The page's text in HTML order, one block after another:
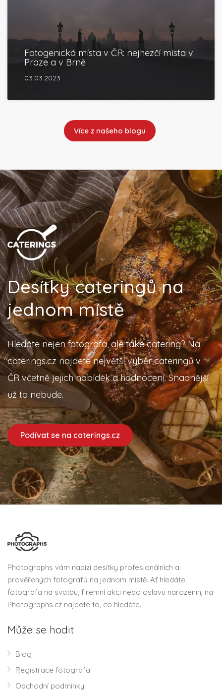
Fotogenická místa v ČR: nejhezčí místa v
Praze a v Brně
03.03.2023
Více z našeho blogu
Desítky cateringů na
jednom místě
Hledáte nejen fotografa, ale také catering? Na
caterings.cz najdete největší výběr cateringů v
ČR včetně jejich nabídek a hodnocení. Snadnější
už to nebude.
Podívat se na caterings.cz
Photographs vám nabízí desítky profesionálních a
prověřených fotografů na jednom místě. Ať hledáte
fotografa na svatbu, firemní akci nebo oslavu narozenin, na
Photographs.cz najdete to, co hledáte.
Může se hodit
Blog
Registrace fotografa
Obchodní podmínky